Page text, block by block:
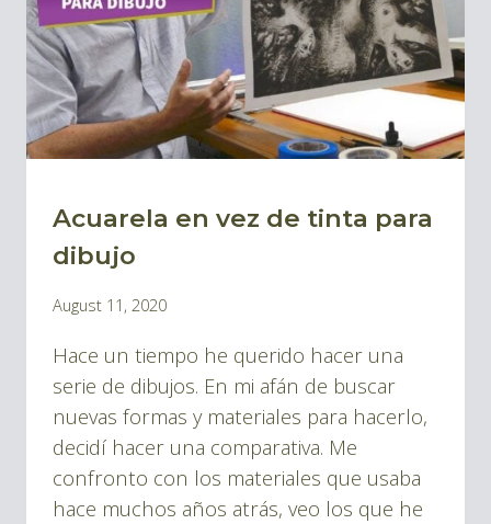
BLOG
TINTA
DIBUJOS
Acuarela en vez de tinta para
dibujo
By
Montes
August 11, 2020
Hace un tiempo he querido hacer una
serie de dibujos. En mi afán de buscar
nuevas formas y materiales para hacerlo,
decidí hacer una comparativa. Me
confronto con los materiales que usaba
hace muchos años atrás, veo los que he